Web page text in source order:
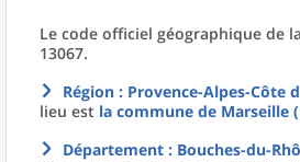
Le code officiel géographique de la
13067.
Région : Provence-Alpes-Côte
lieu est la commune de Marseille
Département : Bouches-du-